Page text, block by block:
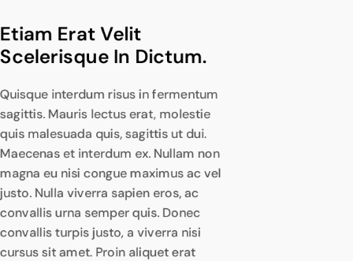
Etiam Erat Velit
Scelerisque In Dictum.
Quisque interdum risus in fermentum
sagittis. Mauris lectus erat, molestie
quis malesuada quis, sagittis ut dui.
Maecenas et interdum ex. Nullam non
magna eu nisi congue maximus ac vel
justo. Nulla viverra sapien eros, ac
convallis urna semper quis. Donec
convallis turpis justo, a viverra nisi
cursus sit amet. Proin aliquet erat